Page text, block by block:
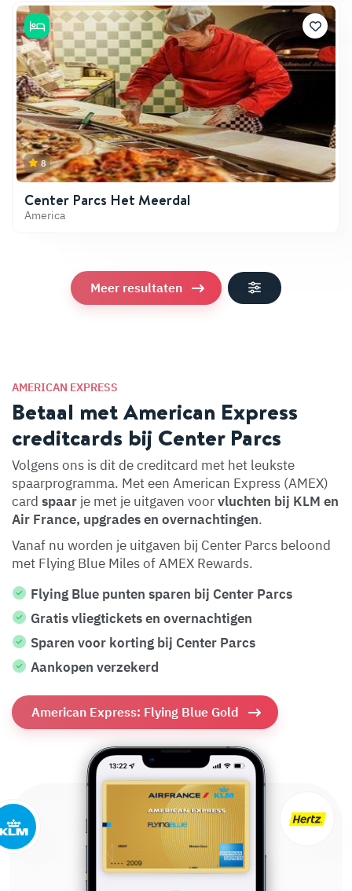
8
Center Parcs Het Meerdal
America
Meer resultaten
AMERICAN EXPRESS
Betaal met American Express
creditcards bij Center Parcs
Volgens ons is dit de creditcard met het leukste
spaarprogramma. Met een American Express (AMEX)
card spaar je met je uitgaven voorvluchten bij KLM en
Air France, upgrades en overnachtingen.
Vanaf nu worden je uitgaven bij Center Parcs beloond
met Flying Blue Miles of AMEX Rewards.
Flying Blue punten sparen bij Center Parcs
Gratis vliegtickets en overnachtigen
Sparen voor korting bij Center Parcs
Aankopen verzekerd
American Express: Flying Blue Gold